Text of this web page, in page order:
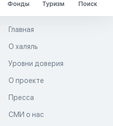
Фонды Туризм Поиск
Главная
О халяль
Уровни доверия
О проекте
Пресса
СМИ о нас